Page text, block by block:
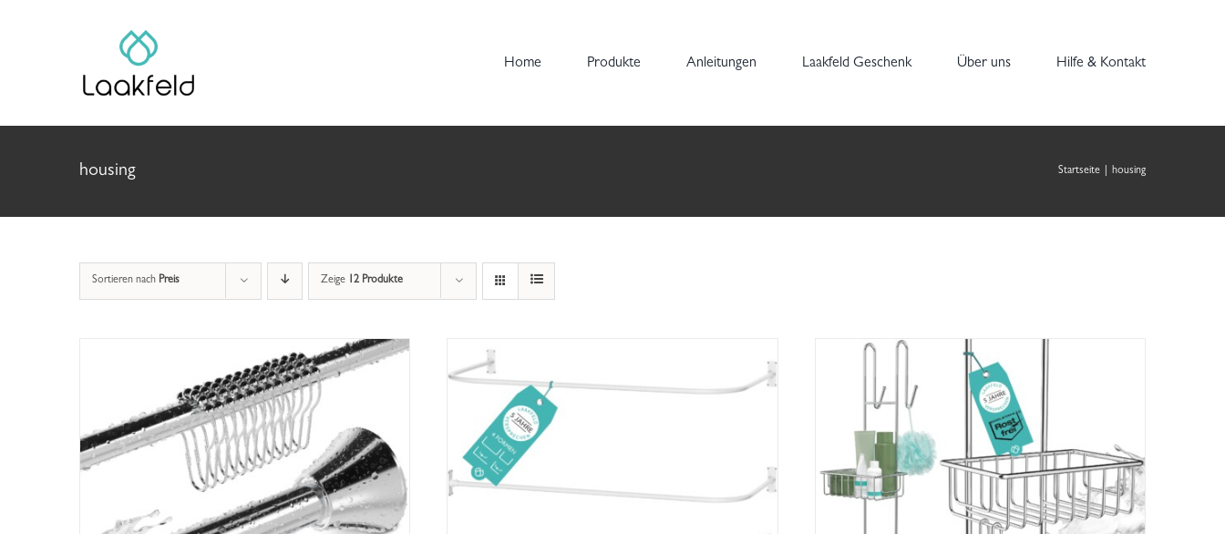
Home Produkte Anleitungen Laakfeld Geschenk Über uns Hilfe & Kontakt
housing Startseite housing
Sortieren nach Preis Zeige 12 Produkte